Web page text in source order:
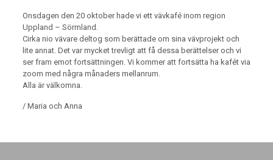
Onsdagen den 20 oktober hade vi ett vävkafé inom region
Uppland – Sörmland.
Cirka nio vävare deltog som berättade om sina vävprojekt och
lite annat. Det var mycket trevligt att få dessa berättelser och vi
ser fram emot fortsättningen. Vi kommer att fortsätta ha kafét via
zoom med några månaders mellanrum.
Alla är välkomna.
/ Maria och Anna